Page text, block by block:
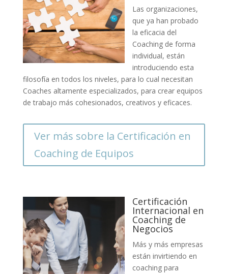
Las organizaciones,
que ya han probado
la eficacia del
Coaching de forma
individual, están
introduciendo esta
filosofía en todos los niveles, para lo cual necesitan
Coaches altamente especializados, para crear equipos
de trabajo más cohesionados, creativos y eficaces.
Ver más sobre la Certificación en
Coaching de Equipos
Certificación
Internacional en
Coaching de
Negocios
Más y más empresas
están invirtiendo en
coaching para